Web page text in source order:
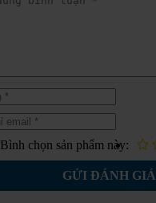
Bình chọn sản phẩm này:
GỬI ĐÁNH GIÁ